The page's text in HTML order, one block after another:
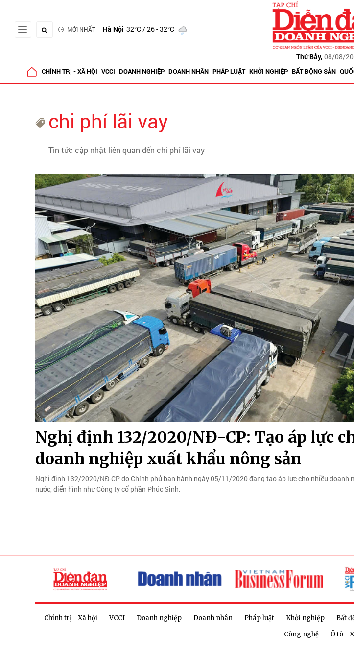
MỚI NHẤT Hà Nội 32°C/ 26 - 32°C
Thứ Bảy, 08/08/
CHÍNH TRỊ - XÃ HỘI VCCI DOANH NGHIỆP DOANH NHÂN PHÁP LUẬT KHỞI NGHIỆP BẤT ĐỘNG SẢN
chi phí lãi vay
Tin tức cập nhật liên quan đến chi phí lãi vay
Nghị định 132/2020/NĐ-CP: Tạo áp lực
doanh nghiệp xuất khẩu nông sản
Nghị định 132/2020/NĐ-CP do Chính phủ ban hành ngày 05/11/2020 đang tạo áp lực cho nhiều doanh
nước, điển hình như Công ty cổ phần Phúc Sinh.
Chính trị - Xã hội VCCI Doanh nghiệp Doanh nhân Pháp luật Khởi nghiệp Bất
Công nghệ
Ô tô -